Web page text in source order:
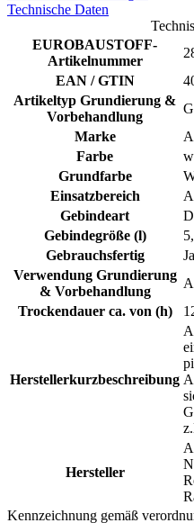
Technische Daten
EUROBAUSTOFF-
Artikelnummer
EAN / GTIN
Artikeltyp Grundierung &
Vorbehandlung
Marke
Farbe
Grundfarbe
Einsatzbereich
Gebindeart
Gebindegröße (l)
Gebrauchsfertig
Ja
Verwendung Grundierung
& Vorbehandlung
Trockendauer ca. von (h)
Herstellerkurzbeschreibung
Hersteller
Kennzeichnung gemäß